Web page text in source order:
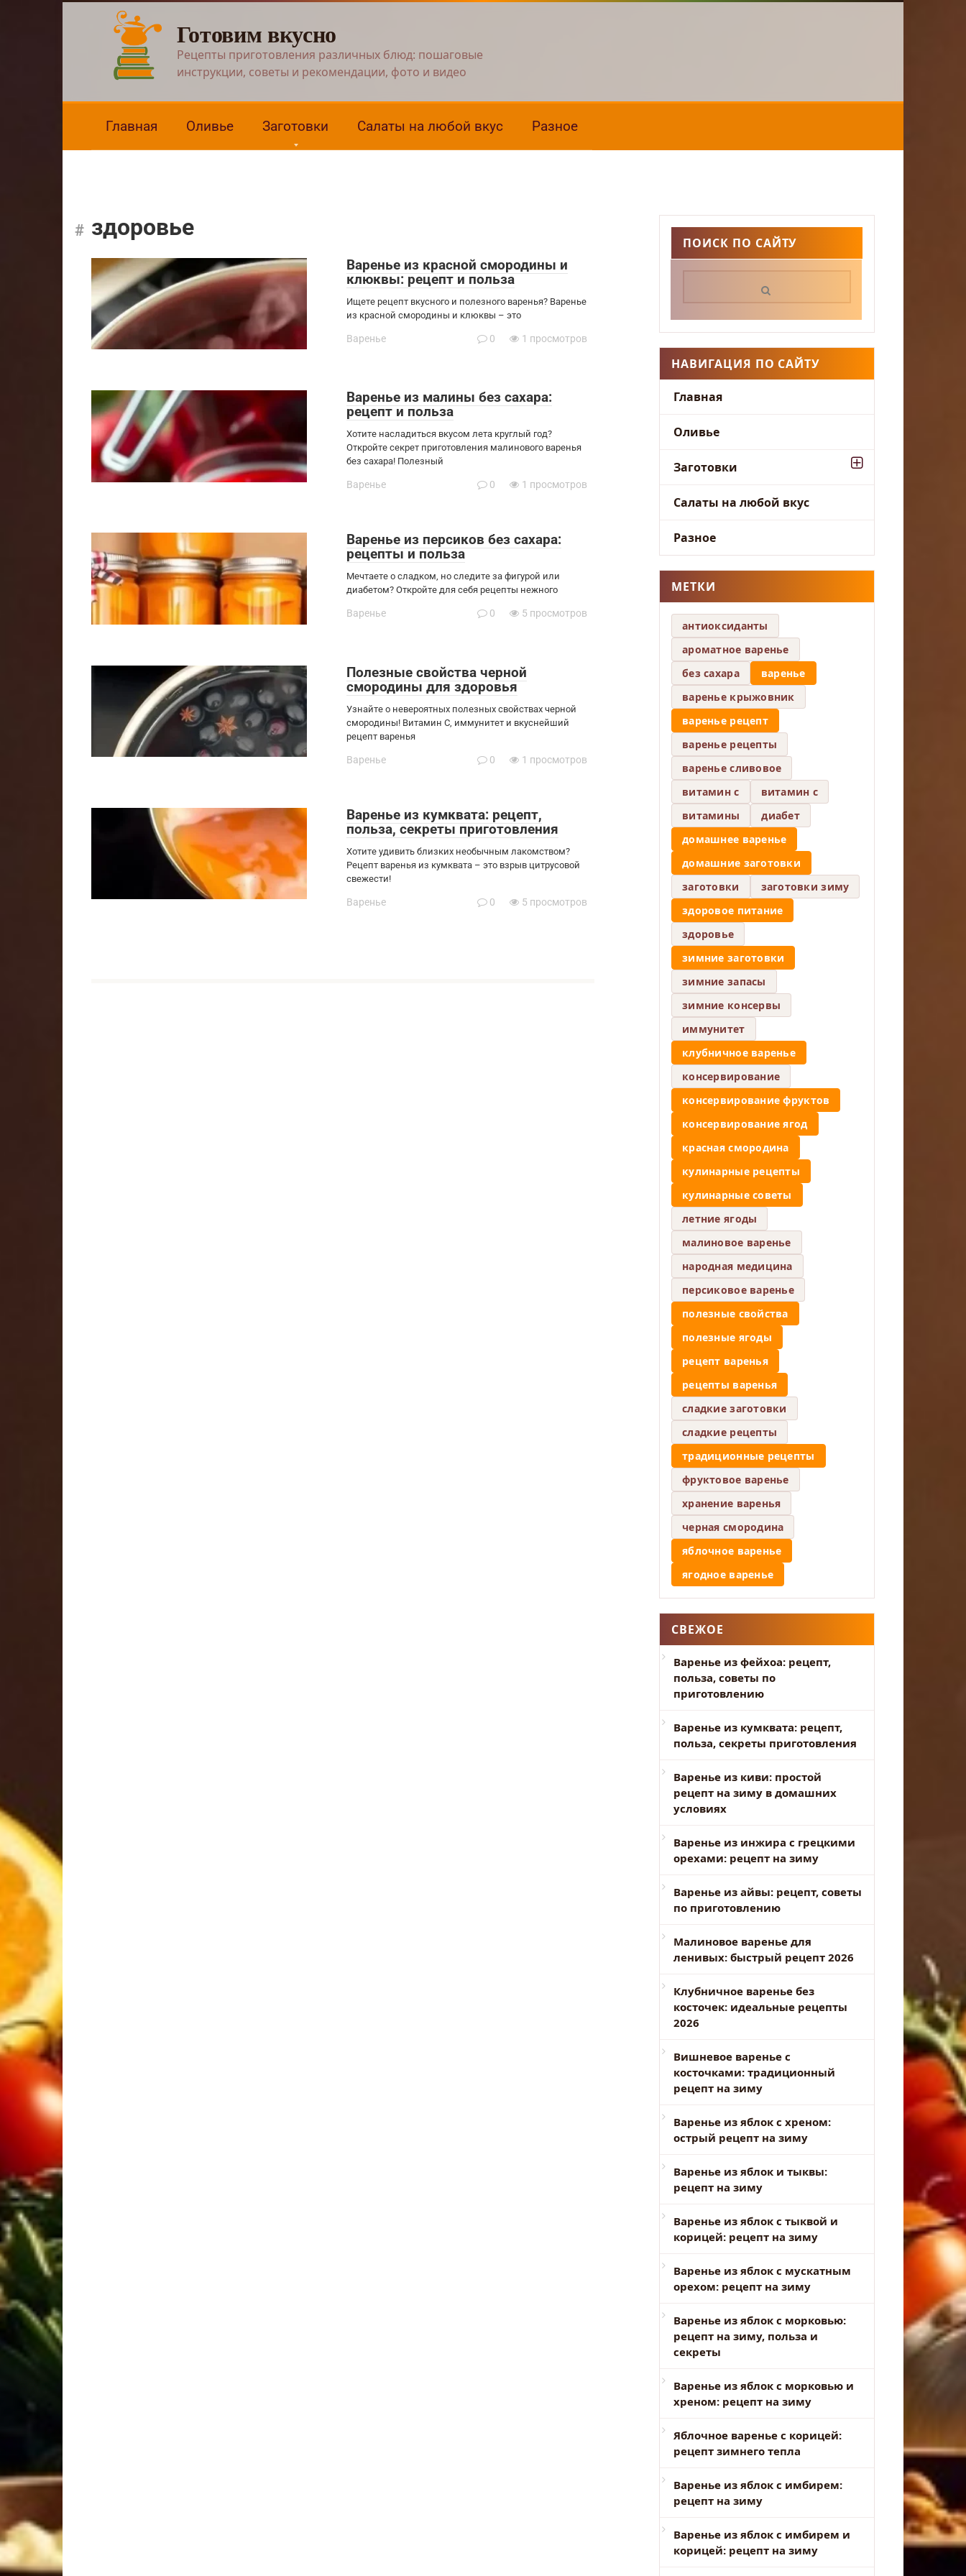
Готовим вкусно
Рецепты приготовления различных блюд: пошаговые
инструкции, советы и рекомендации, фото и видео
Главная Оливье Заготовки Салаты на любой вкус Разное
здоровье
Варенье из красной смородины и
клюквы: рецепт и польза
Ищете рецепт вкусного и полезного варенья? Варенье
из красной смородины и клюквы – это
Варенье 0 1 просмотров
Варенье из малины без сахара:
рецепт и польза
Хотите насладиться вкусом лета круглый год?
Откройте секрет приготовления малинового варенья
без сахара! Полезный
Варенье 0 1 просмотров
Варенье из персиков без сахара:
рецепты и польза
Мечтаете о сладком, но следите за фигурой или
диабетом? Откройте для себя рецепты нежного
Варенье 0 5 просмотров
Полезные свойства черной
смородины для здоровья
Узнайте о невероятных полезных свойствах черной
смородины! Витамин С, иммунитет и вкуснейший
рецепт варенья
Варенье 0 1 просмотров
Варенье из кумквата: рецепт,
польза, секреты приготовления
Хотите удивить близких необычным лакомством?
Рецепт варенья из кумквата – это взрыв цитрусовой
свежести!
Варенье 0 5 просмотров
ПОИСК ПО САЙТУ
НАВИГАЦИЯ ПО САЙТУ
Главная
Оливье
Заготовки
Салаты на любой вкус
Разное
МЕТКИ
антиоксиданты
ароматное варенье
без сахара
варенье
варенье крыжовник
варенье рецепт
варенье рецепты
варенье сливовое
витамин c
витамин с
витамины
диабет
домашнее варенье
домашние заготовки
заготовки
заготовки зиму
здоровое питание
здоровье
зимние заготовки
зимние запасы
зимние консервы
иммунитет
клубничное варенье
консервирование
консервирование фруктов
консервирование ягод
красная смородина
кулинарные рецепты
кулинарные советы
летние ягоды
малиновое варенье
народная медицина
персиковое варенье
полезные свойства
полезные ягоды
рецепт варенья
рецепты варенья
сладкие заготовки
сладкие рецепты
традиционные рецепты
фруктовое варенье
хранение варенья
черная смородина
яблочное варенье
ягодное варенье
СВЕЖОЕ
Варенье из фейхоа: рецепт,
польза, советы по
приготовлению
Варенье из кумквата: рецепт,
польза, секреты приготовления
Варенье из киви: простой
рецепт на зиму в домашних
условиях
Варенье из инжира с грецкими
орехами: рецепт на зиму
Варенье из айвы: рецепт, советы
по приготовлению
Малиновое варенье для
ленивых: быстрый рецепт 2026
Клубничное варенье без
косточек: идеальные рецепты
2026
Вишневое варенье с
косточками: традиционный
рецепт на зиму
Варенье из яблок с хреном:
острый рецепт на зиму
Варенье из яблок и тыквы:
рецепт на зиму
Варенье из яблок с тыквой и
корицей: рецепт на зиму
Варенье из яблок с мускатным
орехом: рецепт на зиму
Варенье из яблок с морковью:
рецепт на зиму, польза и
секреты
Варенье из яблок с морковью и
хреном: рецепт на зиму
Яблочное варенье с корицей:
рецепт зимнего тепла
Варенье из яблок с имбирем:
рецепт на зиму
Варенье из яблок с имбирем и
корицей: рецепт на зиму